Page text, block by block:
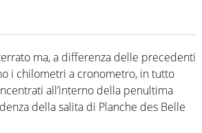
ma, a differenza delle precedenti
i chilometri a cronometro, in tutto
all’interno della penultima
della salita di Planche des Belle